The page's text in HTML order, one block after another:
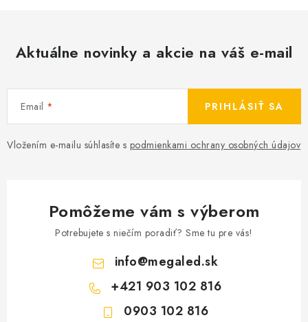
Aktuálne novinky a akcie na váš e-mail
Email
Vložením e-mailu súhlasíte s podmienkami ochrany osobných údajov
PRIHLÁSIŤ SA
Pomôžeme vám s výberom
Potrebujete s niečím poradiť? Sme tu pre vás!
info@megaled.sk
+421 903 102 816
0903 102 816